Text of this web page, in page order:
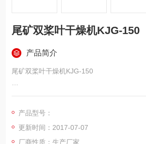
尾矿双桨叶干燥机KJG-150
产品简介
尾矿双桨叶干燥机KJG-150
1、物料名称：尾矿
3、产量：20.83t/h
产品型号：
更新时间：2017-07-07
厂商性质：生产厂家